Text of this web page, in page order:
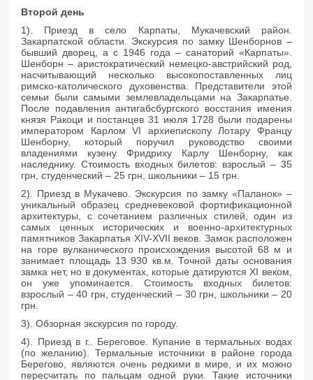
Второй день
1). Приезд в село Карпаты, Мукачевский район.
Закарпатской области. Экскурсия по замку Шенборнов –
бывший дворец, а с 1946 года – санаторий «Карпаты».
Шенборн – аристократический немецко-австрийский род,
насчитывающий несколько высокопоставленных лиц
римско-католического духовенства. Представители этой
семьи были самыми землевладельцами на Закарпатье.
После подавления антигабсбургского восстания имения
князя Ракоци и постанцев 31 июля 1728 были подарены
императором Карлом VI архиепископу Лотару Францу
Шенборну, который поручил руководство своими
владениями кузену Фридриху Карлу Шенборну, как
наследнику. Стоимость входных билетов: взрослый – 35
грн, студенческий – 25 грн, школьники – 15 грн.
2). Приезд в Мукачево. Экскурсия по замку «Паланок» –
уникальный образец средневековой фортификационной
архитектуры, с сочетанием различных стилей, один из
самых ценных исторических и военно-архитектурных
памятников Закарпатья XIV-XVII веков. Замок расположен
на горе вулканического происхождения высотой 68 м и
занимает площадь 13 930 кв.м. Точной даты основания
замка нет, но в документах, которые датируются XI веком,
он уже упоминается. Стоимость входных билетов:
взрослый – 40 грн, студенческий – 30 грн, школьники – 20
грн.
3). Обзорная экскурсия по городу.
4). Приезд в г.. Береговое. Купание в термальных водах
(по желанию). Термальные источники в районе города
Берегово, являются очень редкими в мире, и их можно
пересчитать по пальцам одной руки. Такие источники